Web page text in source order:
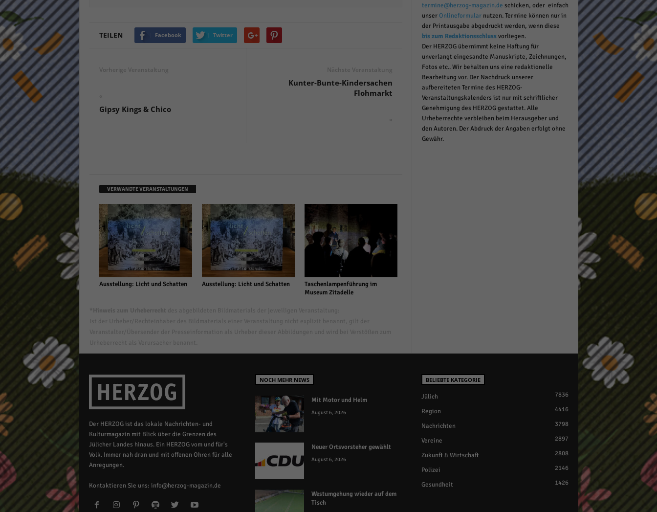
TEILEN Facebook Twitter
Vorherige Veranstaltung
«
Gipsy Kings & Chico
Nächste Veranstaltung
Kunter-Bunte-Kindersachen
Flohmarkt
»
VERWANDTE VERANSTALTUNGEN
Ausstellung: Licht und Schatten Ausstellung: Licht und Schatten
Taschenlampenführung im
Museum Zitadelle
termine@herzog-magazin.de schicken, oder einfach
unserOnlineformularnutzen. Termine können nur in
der Printausgabe abgedruckt werden, wenn diese
bis zum Redaktionsschlussvorliegen.
Der HERZOG übernimmt keine Haftung für
unverlangt eingesandte Manuskripte, Zeichnungen,
Fotos etc.. Wir behalten uns eine redaktionelle
Bearbeitung vor. Der Nachdruck unserer
aufbereiteten Termine des HERZOG-
Veranstaltungskalenders ist nur mit schriftlicher
Genehmigung des HERZOG gestattet. Alle
Urheberrechte verbleiben beim Herausgeber und
den Autoren. Der Abdruck der Angaben erfolgt ohne
Gewähr.
Der HERZOG ist das lokale Nachrichten- und
Kulturmagazin mit Blick über die Grenzen des
Jülicher Landes hinaus. Ein HERZOG vom und für's
Volk. Immer nah dran und mit offenen Ohren für alle
Anregungen.
Kontaktieren Sie uns: info@herzog-magazin.de
NOCH MEHR NEWS
Mit Motor und Helm
August 6, 2026
Neuer Ortsvorsteher gewählt
August 6, 2026
Westumgehung wieder auf dem
Tisch
BELIEBTE KATEGORIE
Jülich 7836
Region 4416
Nachrichten 3798
Vereine 2897
Zukunft & Wirtschaft 2808
Polizei 2146
Gesundheit 1426